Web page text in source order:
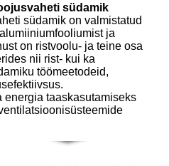
südamik
südamik on valmistatud
ja
on ristvoolu- ja teine ​​osa
nii rist- kui ka
töömeetodeid,
energia taaskasutamiseks